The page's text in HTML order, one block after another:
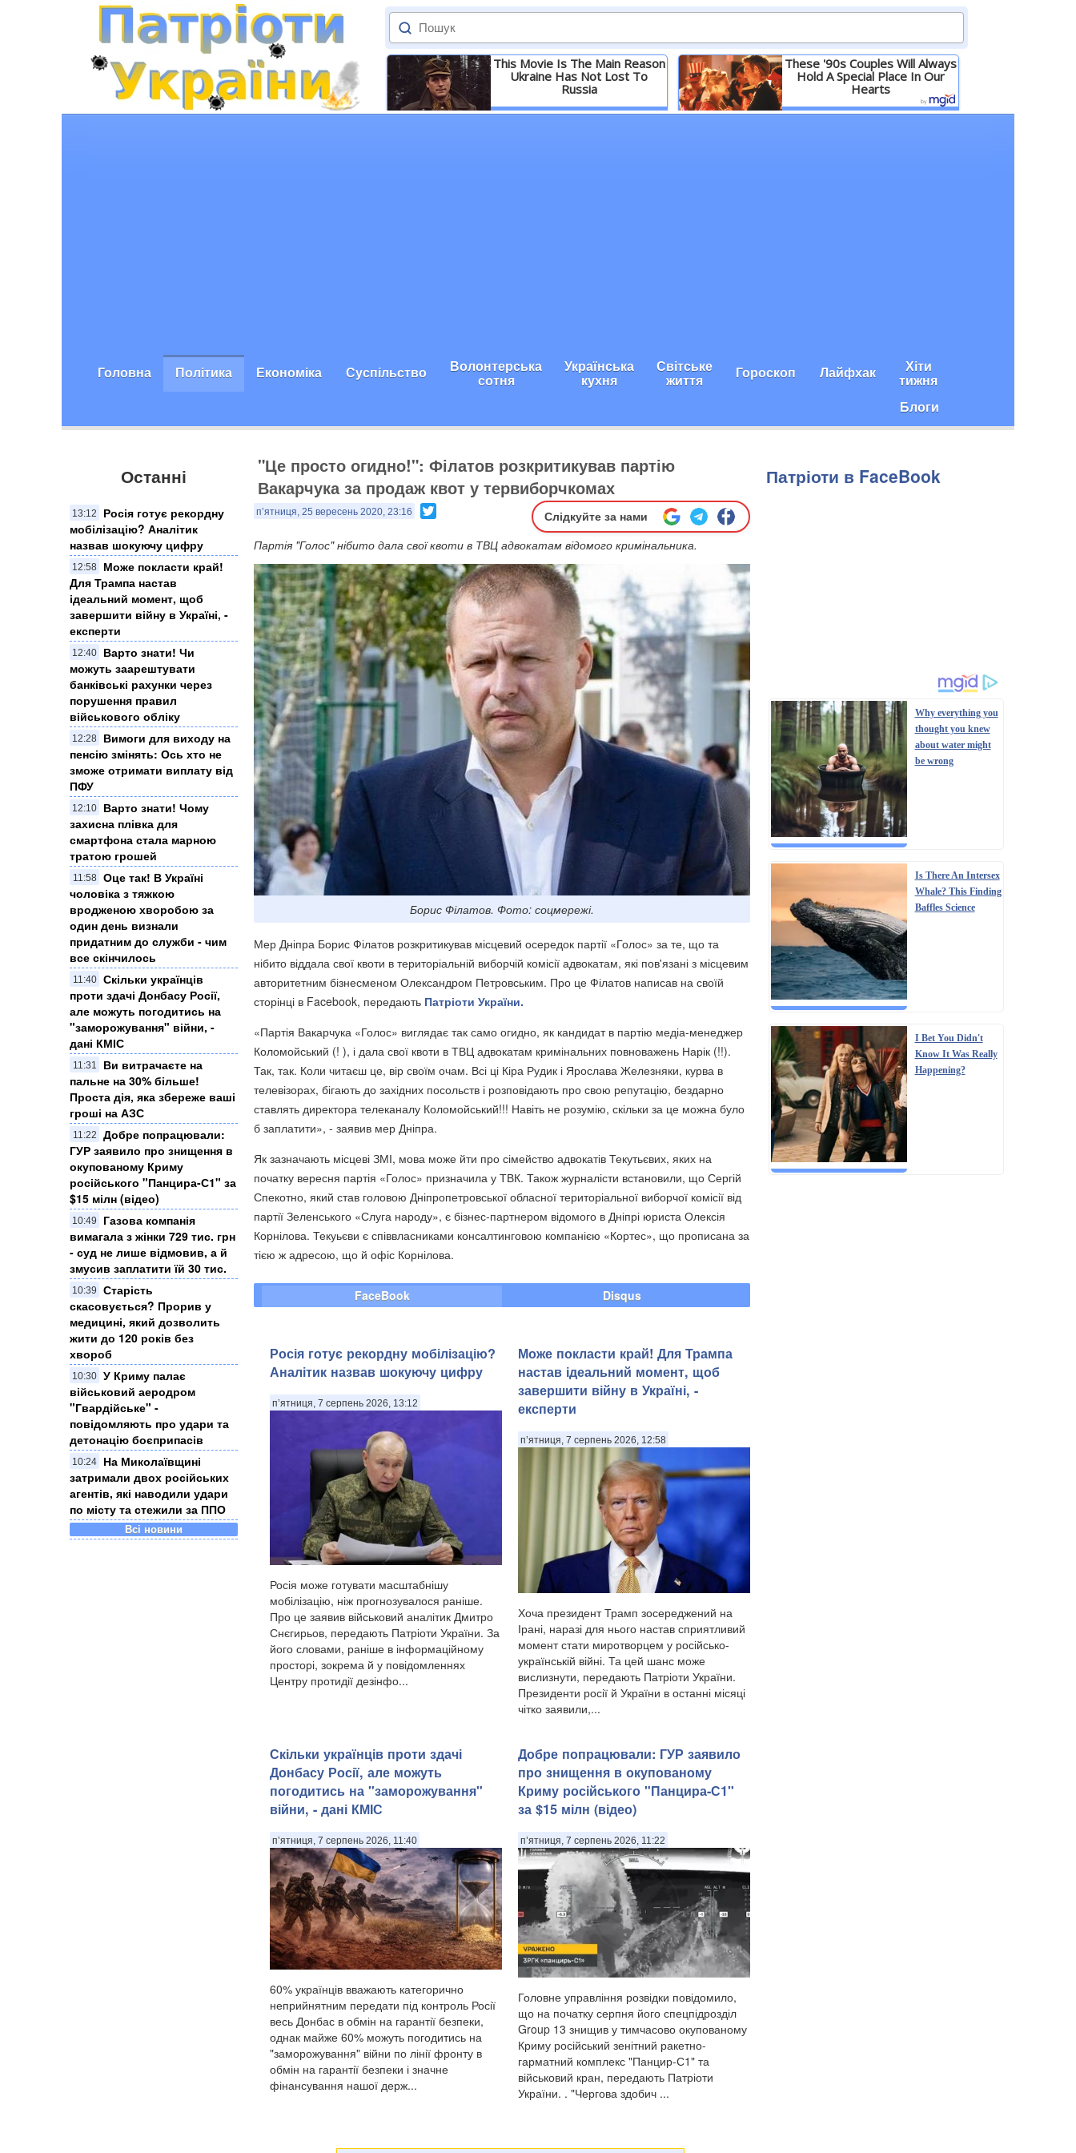
This Movie Is The Main Reason
Ukraine Has Not Lost To
Russia
Детальніше
These '90s Couples Will Always
Hold A Special Place In Our
Hearts
Детальніше
Головна Політика Економіка Суспільство Волонтерська
сотня
Українська
кухня
Світське
життя Гороскоп Лайфхак Хіти
тижня
Блоги
Останні
13:12
Росія готує рекордну
мобілізацію? Аналітик
назвав шокуючу цифру
12:58
Може покласти край!
Для Трампа настав
ідеальний момент, щоб
завершити війну в Україні, -
експерти
12:40
Варто знати! Чи
можуть заарештувати
банківські рахунки через
порушення правил
військового обліку
12:28
Вимоги для виходу на
пенсію змінять: Ось хто не
зможе отримати виплату від
ПФУ
12:10
Варто знати! Чому
захисна плівка для
смартфона стала марною
тратою грошей
11:58
Оце так! В Україні
чоловіка з тяжкою
вродженою хворобою за
один день визнали
придатним до служби - чим
все скінчилось
11:40
Скільки українців
проти здачі Донбасу Росії,
але можуть погодитись на
"заморожування" війни, -
дані КМІС
11:31
Ви витрачаєте на
пальне на 30% більше!
Проста дія, яка збереже ваші
гроші на АЗС
11:22
Добре попрацювали:
ГУР заявило про знищення в
окупованому Криму
російського "Панцира-С1" за
$15 мілн (відео)
10:49
Газова компанія
вимагала з жінки 729 тис. грн
- суд не лише відмовив, а й
змусив заплатити їй 30 тис.
10:39
Старість
скасовується? Прорив у
медицині, який дозволить
жити до 120 років без
хвороб
10:30 У Криму палає
військовий аеродром
"Гвардійське" -
повідомляють про удари та
детонацію боєприпасів
10:24
На Миколаївщині
затримали двох російських
агентів, які наводили удари
по місту та стежили за ППО
Всі новини
"Це просто огидно!": Філатов розкритикував партію
Вакарчука за продаж квот у тервиборчкомах
п’ятниця, 25 вересень 2020, 23:16 Слідкуйте за нами
Партія "Голос" нібито дала свої квоти в ТВЦ адвокатам відомого кримінальника.
Борис Філатов. Фото: соцмережі.
Мер Дніпра Борис Філатов розкритикував місцевий осередок партії «Голос» за те, що та
нібито віддала свої квоти в територіальній виборчій комісії адвокатам, які пов'язані з місцевим
авторитетним бізнесменом Олександром Петровським. Про це Філатов написав на своїй
сторінці в Facebook, передають Патріоти України.
«Партія Вакарчука «Голос» виглядає так само огидно, як кандидат в партію медіа-менеджер
Коломойський (! ), і дала свої квоти в ТВЦ адвокатам кримінальних повноважень Нарік (!!).
Так, так. Коли читаєш це, вір своїм очам. Всі ці Кіра Рудик і Ярослава Железняки, курва в
телевізорах, бігають до західних посольств і розповідають про свою репутацію, бездарно
ставлять директора телеканалу Коломойський!!! Навіть не розумію, скільки за це можна було
б заплатити», - заявив мер Дніпра.
Як зазначають місцеві ЗМІ, мова може йти про сімейство адвокатів Текутьєвих, яких на
початку вересня партія «Голос» призначила у ТВК. Також журналісти встановили, що Сергій
Спекотно, який став головою Дніпропетровської обласної територіальної виборчої комісії від
партії Зеленського «Слуга народу», є бізнес-партнером відомого в Дніпрі юриста Олексія
Корнілова. Текуьєви є співвласниками консалтинговою компанією «Кортес», що прописана за
тією ж адресою, що й офіс Корнілова.
FaceBook Disqus
Росія готує рекордну мобілізацію?
Аналітик назвав шокуючу цифру
п’ятниця, 7 серпень 2026, 13:12
Росія може готувати масштабнішу
мобілізацію, ніж прогнозувалося раніше.
Про це заявив військовий аналітик Дмитро
Снєгирьов, передають Патріоти України. За
його словами, раніше в інформаційному
просторі, зокрема й у повідомленнях
Центру протидії дезінфо...
Може покласти край! Для Трампа
настав ідеальний момент, щоб
завершити війну в Україні, -
експерти
п’ятниця, 7 серпень 2026, 12:58
Хоча президент Трамп зосереджений на
Ірані, наразі для нього настав сприятливий
момент стати миротворцем у російсько-
українській війні. Та цей шанс може
вислизнути, передають Патріоти України.
Президенти росії й України в останні місяці
чітко заявили,...
Скільки українців проти здачі
Донбасу Росії, але можуть
погодитись на "заморожування"
війни, - дані КМІС
п’ятниця, 7 серпень 2026, 11:40
60% українців вважають категорично
неприйнятним передати під контроль Росії
весь Донбас в обмін на гарантії безпеки,
однак майже 60% можуть погодитись на
"заморожування" війни по лінії фронту в
обмін на гарантії безпеки і значне
фінансування нашої держ...
Добре попрацювали: ГУР заявило
про знищення в окупованому
Криму російського "Панцира-С1"
за $15 мілн (відео)
п’ятниця, 7 серпень 2026, 11:22
Головне управління розвідки повідомило,
що на початку серпня його спецпідрозділ
Group 13 знищив у тимчасово окупованому
Криму російський зенітний ракетно-
гарматний комплекс "Панцир-С1" та
військовий кран, передають Патріоти
України. . "Чергова здобич ...
Патріоти в FaceBook
Why everything you
thought you knew
about water might
be wrong
Is There An Intersex
Whale? This Finding
Baffles Science
I Bet You Didn't
Know It Was Really
Happening?